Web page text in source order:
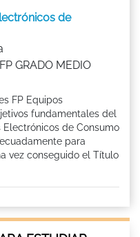
de
GRADO MEDIO
FP Equipos
fundamentales del
Electrónicos de Consumo
para
vez conseguido el Título